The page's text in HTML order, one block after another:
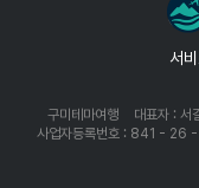
서
구미테마여행 대표자 : 서
사업자등록번호 : 841 -